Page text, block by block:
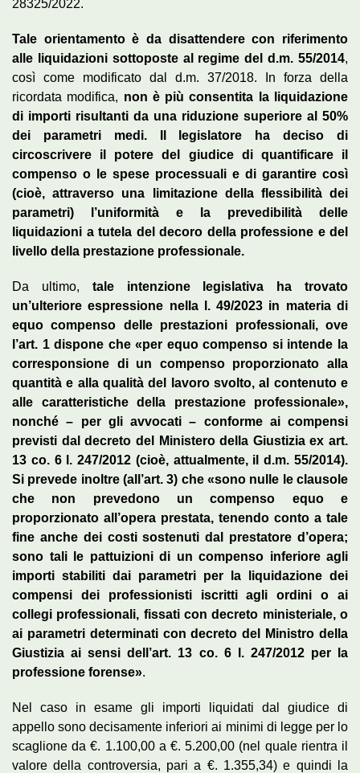
28325/2022.
Tale orientamento è da disattendere con riferimento
alle liquidazioni sottoposte al regime del d.m. 55/2014,
così come modificato dal d.m. 37/2018. In forza della
ricordata modifica, non è più consentita la liquidazione
di importi risultanti da una riduzione superiore al 50%
dei parametri medi. Il legislatore ha deciso di
circoscrivere il potere del giudice di quantificare il
compenso o le spese processuali e di garantire così
(cioè, attraverso una limitazione della flessibilità dei
parametri) l’uniformità e la prevedibilità delle
liquidazioni a tutela del decoro della professione e del
livello della prestazione professionale.
Da ultimo, tale intenzione legislativa ha trovato
un’ulteriore espressione nella l. 49/2023 in materia di
equo compenso delle prestazioni professionali, ove
l’art. 1 dispone che «per equo compenso si intende la
corresponsione di un compenso proporzionato alla
quantità e alla qualità del lavoro svolto, al contenuto e
alle caratteristiche della prestazione professionale»,
nonché – per gli avvocati – conforme ai compensi
previsti dal decreto del Ministero della Giustizia ex art.
13 co. 6 l. 247/2012 (cioè, attualmente, il d.m. 55/2014).
Si prevede inoltre (all’art. 3) che «sono nulle le clausole
che non prevedono un compenso equo e
proporzionato all’opera prestata, tenendo conto a tale
fine anche dei costi sostenuti dal prestatore d’opera;
sono tali le pattuizioni di un compenso inferiore agli
importi stabiliti dai parametri per la liquidazione dei
compensi dei professionisti iscritti agli ordini o ai
collegi professionali, fissati con decreto ministeriale, o
ai parametri determinati con decreto del Ministro della
Giustizia ai sensi dell’art. 13 co. 6 l. 247/2012 per la
professione forense».
Nel caso in esame gli importi liquidati dal giudice di
appello sono decisamente inferiori ai minimi di legge per lo
scaglione da €. 1.100,00 a €. 5.200,00 (nel quale rientra il
valore della controversia, pari a €. 1.355,34) e quindi la